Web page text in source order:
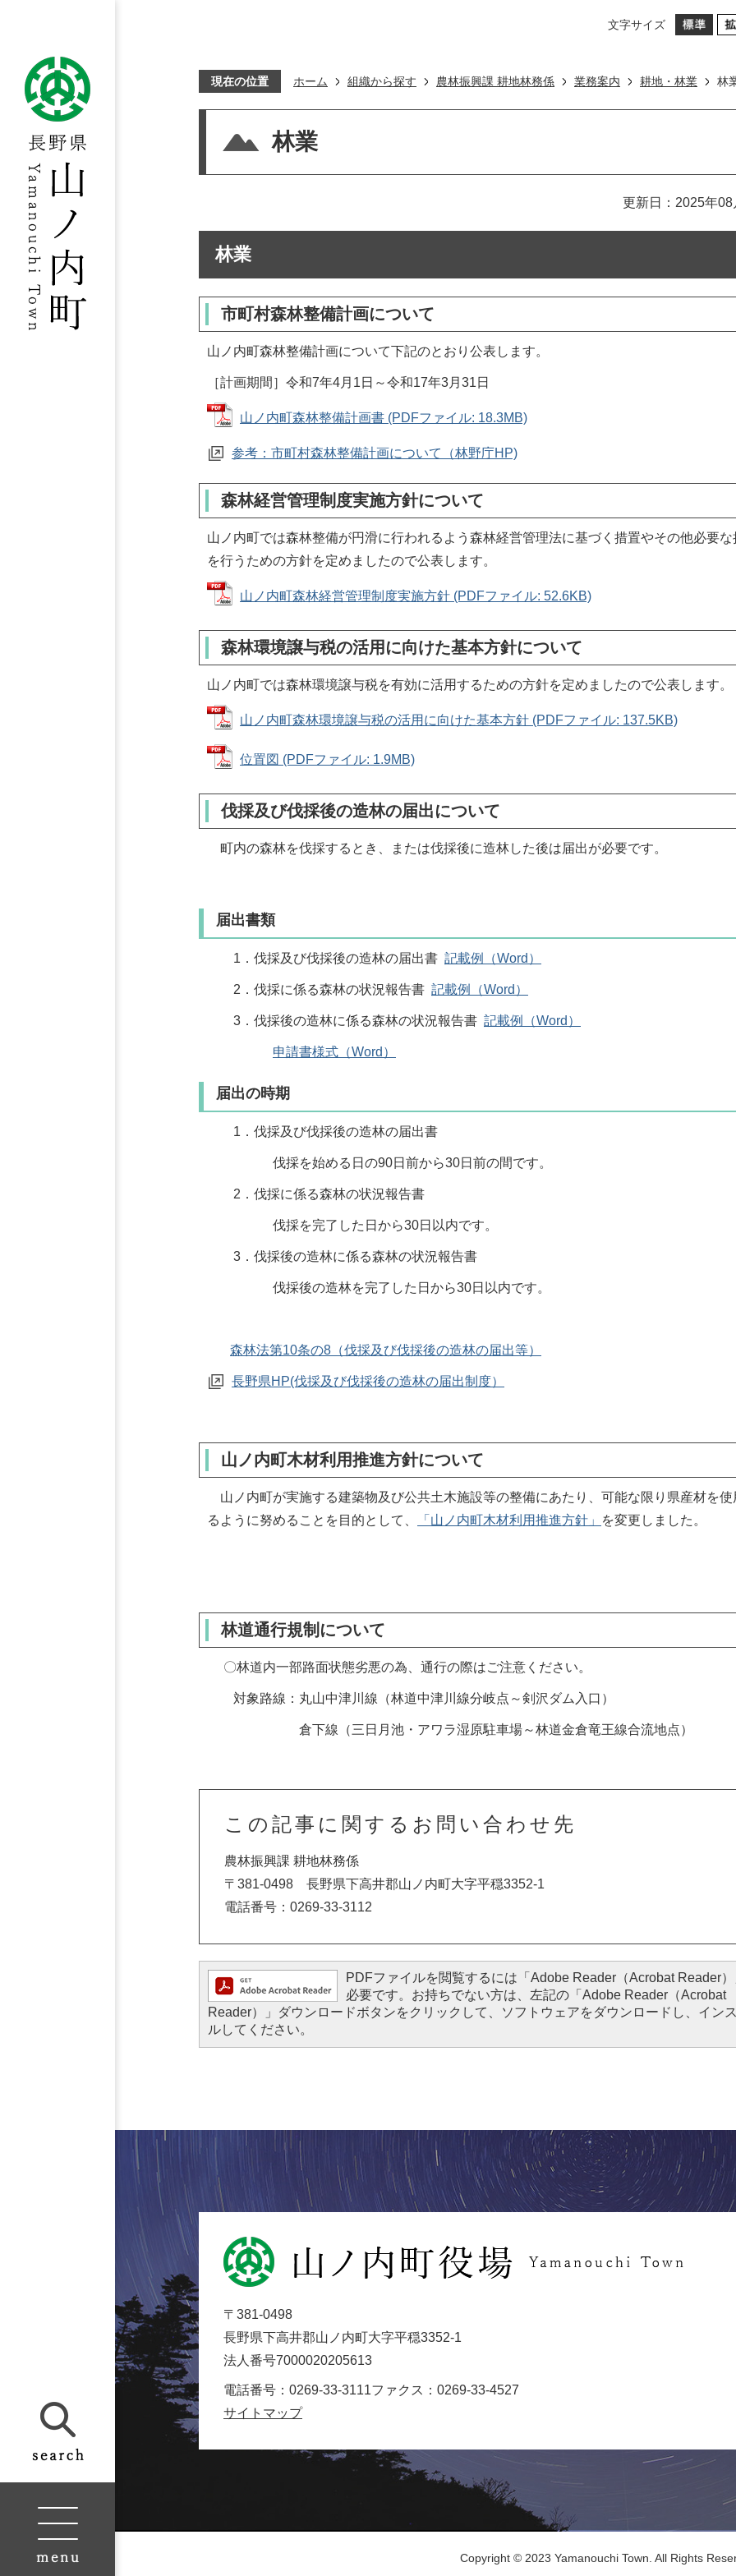
文字サイズ
現在の位置 ホーム 組織から探す 農林振興課 耕地林務係 業務案内 耕地・林業 林
林業
更新日：2025年08
林業
市町村森林整備計画について
山ノ内町森林整備計画について下記のとおり公表します。
［計画期間］令和7年4月1日～令和17年3月31日
山ノ内町森林整備計画書 (PDFファイル: 18.3MB)
参考：市町村森林整備計画について（林野庁HP)
森林経営管理制度実施方針について
山ノ内町では森林整備が円滑に行われるよう森林経営管理法に基づく措置やその他必要な
を行うための方針を定めましたので公表します。
山ノ内町森林経営管理制度実施方針 (PDFファイル: 52.6KB)
森林環境譲与税の活用に向けた基本方針について
山ノ内町では森林環境譲与税を有効に活用するための方針を定めましたので公表します。
山ノ内町森林環境譲与税の活用に向けた基本方針 (PDFファイル: 137.5KB)
位置図 (PDFファイル: 1.9MB)
伐採及び伐採後の造林の届出について
町内の森林を伐採するとき、または伐採後に造林した後は届出が必要です。
届出書類
1．伐採及び伐採後の造林の届出書 記載例（Word）
2．伐採に係る森林の状況報告書 記載例（Word）
3．伐採後の造林に係る森林の状況報告書 記載例（Word）
申請書様式（Word）
届出の時期
1．伐採及び伐採後の造林の届出書
伐採を始める日の90日前から30日前の間です。
2．伐採に係る森林の状況報告書
伐採を完了した日から30日以内です。
3．伐採後の造林に係る森林の状況報告書
伐採後の造林を完了した日から30日以内です。
森林法第10条の8（伐採及び伐採後の造林の届出等）
長野県HP(伐採及び伐採後の造林の届出制度）
山ノ内町木材利用推進方針について
山ノ内町が実施する建築物及び公共土木施設等の整備にあたり、可能な限り県産材を使
るように努めることを目的として、
「山ノ内町木材利用推進方針」 を変更しました。
林道通行規制について
〇林道内一部路面状態劣悪の為、通行の際はご注意ください。
対象路線：丸山中津川線（林道中津川線分岐点～剣沢ダム入口）
倉下線（三日月池・アワラ湿原駐車場～林道金倉竜王線合流地点）
この記事に関するお問い合わせ先
農林振興課 耕地林務係
〒381-0498 長野県下高井郡山ノ内町大字平穏3352-1
電話番号：0269-33-3112
PDFファイルを閲覧するには「Adobe Reader（Acrobat Reader
必要です。お持ちでない方は、左記の「Adobe Reader（Acrobat
Reader）」ダウンロードボタンをクリックして、ソフトウェアをダウンロードし、イン
ルしてください。
山
ノ
町
役
場
Yamanouchi
Town
〒381-0498
長野県下高井郡山ノ内町大字平穏3352-1
法人番号7000020205613
電話番号：0269-33-3111ファクス：0269-33-4527
サイトマップ
Copyright © 2023 Yamanouchi Town. All Rights